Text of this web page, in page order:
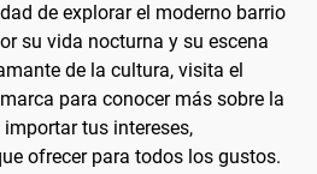
de explorar el moderno barrio
su vida nocturna y su escena
de la cultura, visita el
para conocer más sobre la
tus intereses,
ofrecer para todos los gustos.